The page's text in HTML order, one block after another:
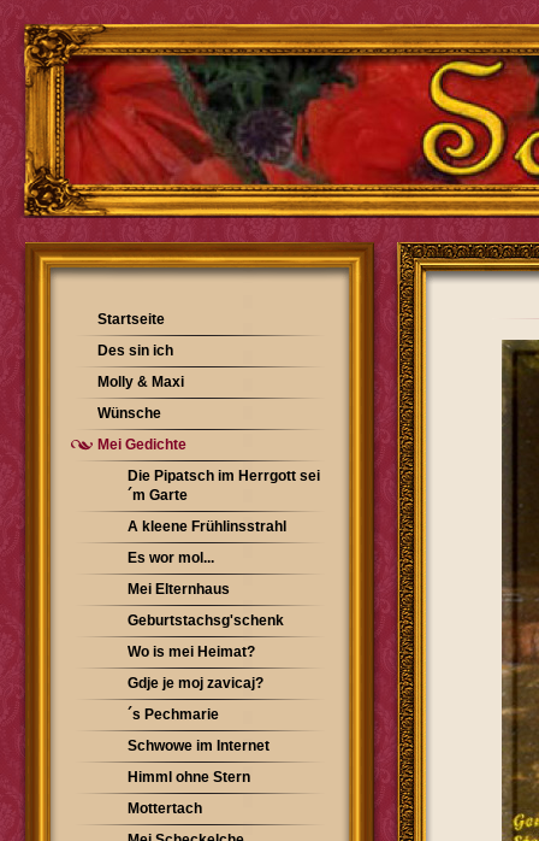
Startseite
Des sin ich
Molly & Maxi
Wünsche
Mei Gedichte
Die Pipatsch im Herrgott sei
´m Garte
A kleene Frühlinsstrahl
Es wor mol...
Mei Elternhaus
Geburtstachsg'schenk
Wo is mei Heimat?
Gdje je moj zavicaj?
´s Pechmarie
Schwowe im Internet
Himml ohne Stern
Mottertach